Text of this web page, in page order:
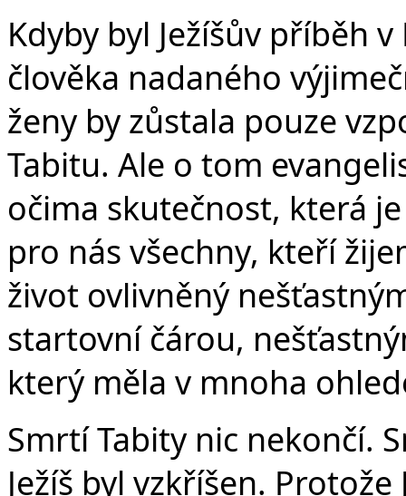
Kdyby byl Ježíšův příběh
člověka nadaného
ženy by zůstala pouze
Tabitu. Ale o tom
očima skutečnost, která
pro nás všechny, kteří
život ovlivněný
startovní čárou,
který měla v mnoha
Smrtí Tabity nic nekončí.
Ježíš byl vzkříšen.